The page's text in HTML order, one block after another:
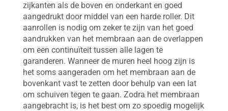
zijkanten als de boven en onderkant en goed
aangedrukt door middel van een harde roller. Dit
aanrollen is nodig om zeker te zijn van het goed
aandrukken van het membraan aan de overlappen
om een continuïteit tussen alle lagen te
garanderen. Wanneer de muren heel hoog zijn is
het soms aangeraden om het membraan aan de
bovenkant vast te zetten door behulp van een lat
om schuiven tegen te gaan. Zodra het membraan
aangebracht is, is het best om zo spoedig mogelijk